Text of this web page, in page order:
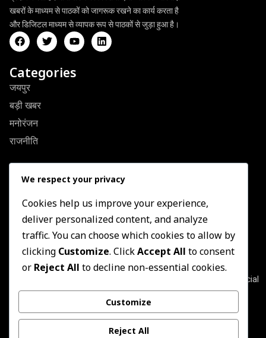
खबरों के माध्यम से पाठकों को जागरूक रखने का कार्य करता है
और डिजिटल माध्यम से व्यापक रूप से पाठकों से जुड़ा हुआ है।
Categories
जयपुर
बड़ी खबर
मनोरंजन
राजनीति
Quick Link
About Us
Contact US
Privacy Policy
Terms & Conditions
Newsletter
Join our subscribers list to get the latest news, updates and special
offers directly in your inbox
Subscribe
We respect your privacy
Cookies help us improve your experience,
deliver personalized content, and analyze
traffic. You can choose which cookies to allow by
clicking Customize. ClickAccept All to consent
or Reject All to decline non-essential cookies.
Customize
Reject All